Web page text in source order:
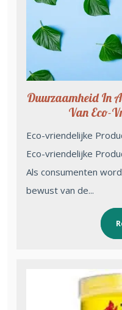
Duurzaamheid In
Van Eco-
Eco-vriendelijke
Eco-vriendelijke
Als consumenten
bewust van de...